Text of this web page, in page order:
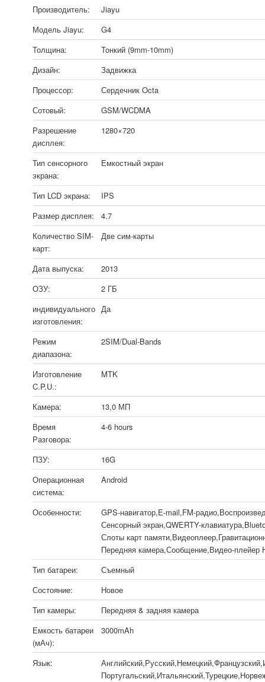
Производитель:
Jiayu
Модель Jiayu:
G4
Толщина:
Тонкий (9mm-10mm)
Дизайн:
Задвижка
Процессор:
Сердечник Octa
Сотовый:
GSM/WCDMA
Разрешение
дисплея:
1280×720
Тип сенсорного
экрана:
Емкостный экран
Тип LCD экрана:
IPS
Размер дисплея:
4.7
Количество SIM-
карт:
Две сим-карты
Дата выпуска:
2013
ОЗУ:
2 ГБ
индивидуального
изготовления:
Да
Режим
диапазона:
2SIM/Dual-Bands
Изготовление
C.P.U.:
MTK
Камера:
13,0 МП
Время
Разговора:
4-6 hours
ПЗУ:
16G
Операционная
система:
Android
Особенности:
GPS-навигатор,E-mail,FM-
Сенсорный экран,QWERTY-
Слоты карт
Передняя камера,Сообщение,Видео-плейер
Тип батареи:
Съемный
Состояние:
Новое
Тип камеры:
Передняя & задняя камера
Емкость батареи
(мАч):
3000mAh
Язык: